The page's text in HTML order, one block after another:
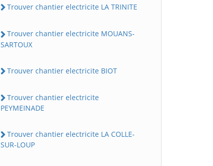
Trouver chantier electricite LA TRINITE
Trouver chantier electricite MOUANS-
SARTOUX
Trouver chantier electricite BIOT
Trouver chantier electricite
PEYMEINADE
Trouver chantier electricite LA COLLE-
SUR-LOUP